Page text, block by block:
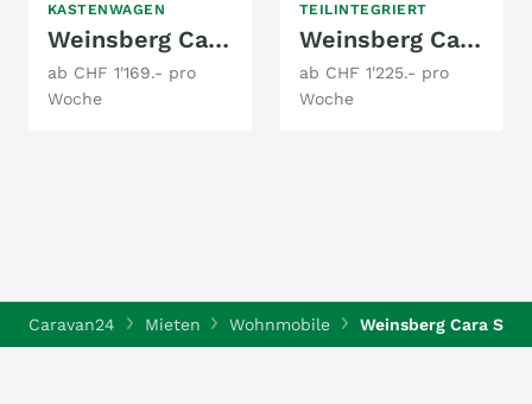
KASTENWAGEN
Weinsberg Cara Bus 600 ME mit Aufstelldach
ab CHF 1'169.- pro
Woche
TEILINTEGRIERT
Weinsberg Cara Suite 650 MF
ab CHF 1'225.- pro
Woche
Caravan24 Mieten Wohnmobile Weinsberg Cara